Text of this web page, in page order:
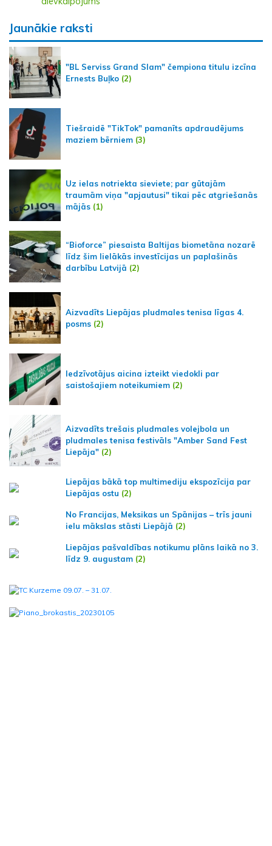
Jaunākie raksti
"BL Serviss Grand Slam" čempiona titulu izcīna
Ernests Buļko (2)
Tiešraidē "TikTok" pamanīts apdraudējums
maziem bērniem (3)
Uz ielas notriekta sieviete; par gūtajām
traumām viņa "apjautusi" tikai pēc atgriešanās
mājās (1)
“Bioforce” piesaista Baltijas biometāna nozarē
līdz šim lielākās investīcijas un paplašinās
darbību Latvijā (2)
Aizvadīts Liepājas pludmales tenisa līgas 4.
posms (2)
Iedzīvotājus aicina izteikt viedokli par
saistošajiem noteikumiem (2)
Aizvadīts trešais pludmales volejbola un
pludmales tenisa festivāls "Amber Sand Fest
Liepāja" (2)
Liepājas bākā top multimediju ekspozīcija par
Liepājas ostu (2)
No Francijas, Meksikas un Spānijas – trīs jauni
ielu mākslas stāsti Liepājā (2)
Liepājas pašvaldības notikumu plāns laikā no 3.
līdz 9. augustam (2)